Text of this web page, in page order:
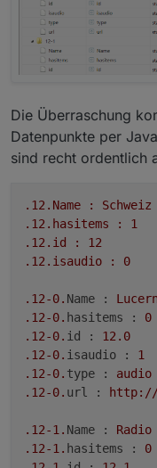
Die Überraschung
Datenpunkte per
sind recht ordentlich
.12 .Name :
Schweiz
.12 .hasitems :
1
.12 .id :
12
.12 .isaudio : 0
.12-0. Name :
.12-0. hasitems :
0
.12-0. id :
12.0
.12-0. isaudio :
1
.12-0. type :
audio
.12-0. url : http://
.12-1. Name : Radio
.12-1. hasitems :
0